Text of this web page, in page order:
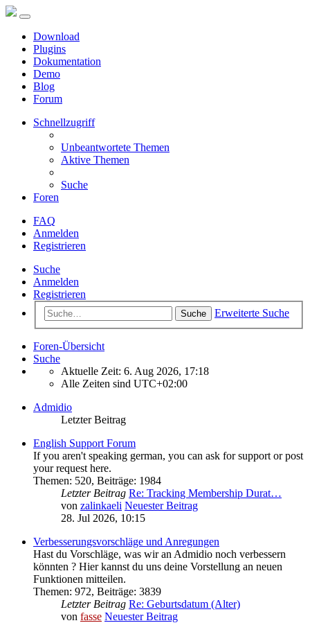
Download
Plugins
Dokumentation
Demo
Blog
Forum
Schnellzugriff
Unbeantwortete Themen
Aktive Themen
Suche
Foren
FAQ
Anmelden
Registrieren
Suche
Anmelden
Registrieren
Suche Erweiterte Suche
Foren-Übersicht
Suche
Aktuelle Zeit: 6. Aug 2026, 17:18
Alle Zeiten sind UTC+02:00
Admidio
Letzter Beitrag
English Support Forum
If you aren't speaking german, you can ask for support or post
your request here.
Themen: 520, Beiträge: 1984
Letzter Beitrag Re: Tracking Membership Durat…
von zalinkaeli Neuester Beitrag
28. Jul 2026, 10:15
Verbesserungsvorschläge und Anregungen
Hast du Vorschläge, was wir an Admidio noch verbessern
könnten ? Hier kannst du uns deine Vorstellung an neuen
Funktionen mitteilen.
Themen: 972, Beiträge: 3839
Letzter Beitrag Re: Geburtsdatum (Alter)
von fasse Neuester Beitrag